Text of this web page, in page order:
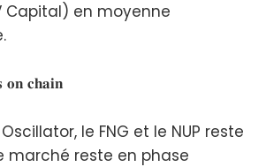
Capital) en moyenne
𝐨𝐧 𝐜𝐡𝐚𝐢𝐧
le FNG et le NUP reste
marché reste en phase